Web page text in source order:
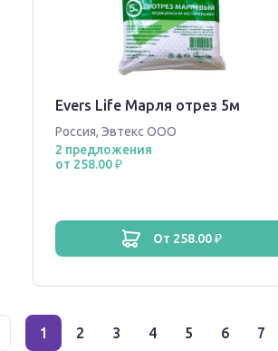
Evers Life Марля отрез 5м
Россия, Эвтекс ООО
2 предложения
от 258.00 ₽
от 258.00 ₽
1 2 3 4 5 6 7